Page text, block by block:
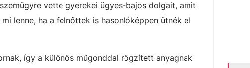
vette gyerekei ügyes-bajos dolgait, amit
lenne, ha a felnőttek is hasonlóképpen ütnék el
így a különös műgonddal rögzített anyagnak